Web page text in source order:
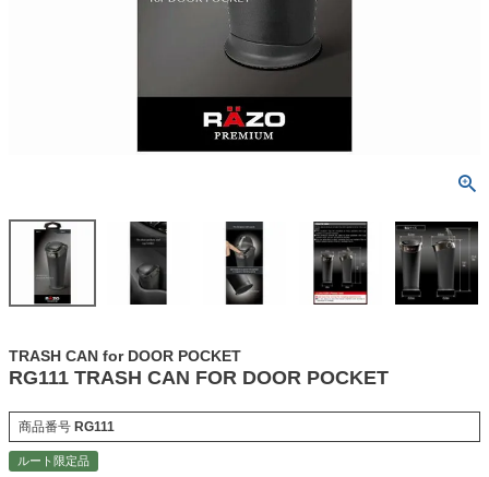
TRASH CAN for DOOR POCKET
RG111 TRASH CAN FOR DOOR POCKET
商品番号 RG111
ルート限定品